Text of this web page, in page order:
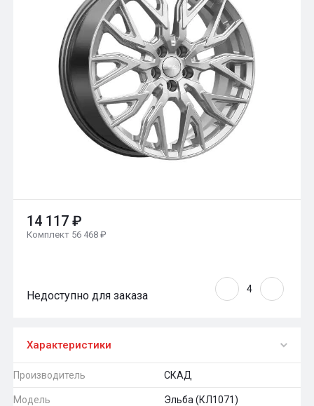
14 117 ₽
Комплект 56 468 ₽
Недоступно для заказа
Характеристики
Производитель СКАД
Модель Эльба (КЛ1071)